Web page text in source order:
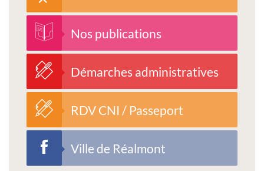
Nos publications
Démarches administratives
RDV CNI / Passeport
Ville de Réalmont